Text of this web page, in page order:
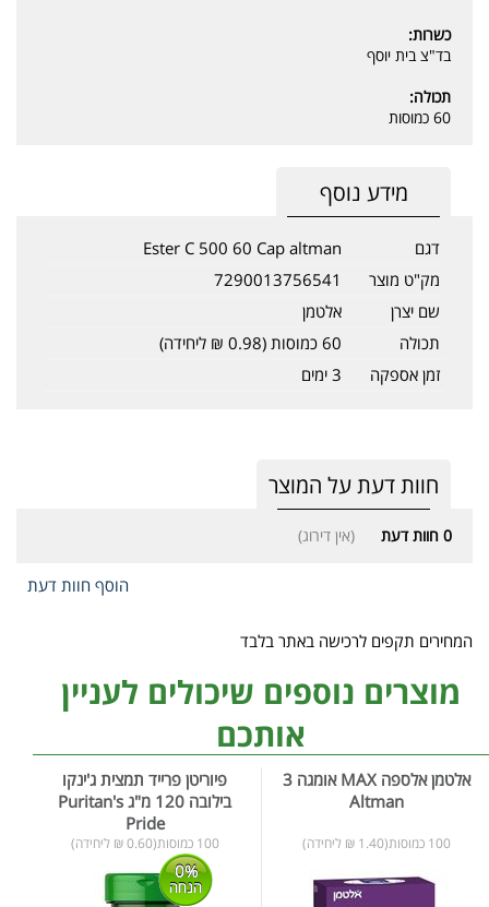
כשרות:
בד"צ בית יוסף
תכולה:
60 כמוסות
מידע נוסף
דגם
Ester C 500 60 Cap altman
מק"ט מוצר
7290013756541
שם יצרן
אלטמן
תכולה
60 כמוסות (0.98 ₪ ליחידה)
זמן אספקה
3 ימים
חוות דעת על המוצר
0 חוות דעת (אין דירוג)
הוסף חוות דעת
המחירים תקפים לרכישה באתר בלבד
מוצרים נוספים שיכולים לעניין
אותכם
אלטמן אלספה MAX אומגה 3
Altman
100 כמוסות(1.40 ₪ ליחידה)
פיוריטן פרייד תמצית ג'ינקו
בילובה 120 מ"ג Puritan's
Pride
100 כמוסות(0.60 ₪ ליחידה)
0%
הנחה